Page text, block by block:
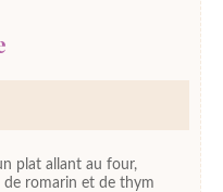
plat allant au four,
de romarin et de thym